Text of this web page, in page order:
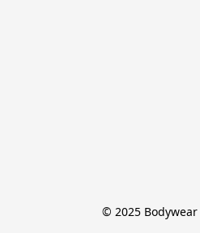
© 2025